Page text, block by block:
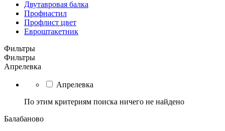
Двутавровая балка
Профнастил
Профлист цвет
Евроштакетник
Фильтры
Фильтры
Апрелевка
Апрелевка
По этим критериям поиска ничего не найдено
Балабаново